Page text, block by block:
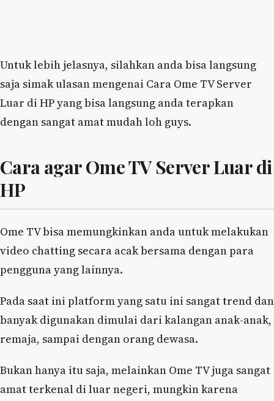
Untuk lebih jelasnya, silahkan anda bisa langsung
saja simak ulasan mengenai Cara Ome TV Server
Luar di HP yang bisa langsung anda terapkan
dengan sangat amat mudah loh guys.
Cara agar Ome TV Server Luar di
HP
Ome TV bisa memungkinkan anda untuk melakukan
video chatting secara acak bersama dengan para
pengguna yang lainnya.
Pada saat ini platform yang satu ini sangat trend dan
banyak digunakan dimulai dari kalangan anak-anak,
remaja, sampai dengan orang dewasa.
Bukan hanya itu saja, melainkan Ome TV juga sangat
amat terkenal di luar negeri, mungkin karena